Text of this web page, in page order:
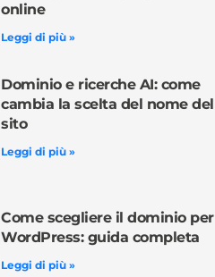
online
Leggi di più »
Dominio e ricerche AI: come
cambia la scelta del nome del
sito
Leggi di più »
Come scegliere il dominio per
WordPress: guida completa
Leggi di più »